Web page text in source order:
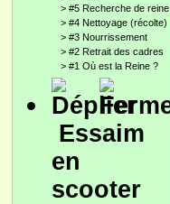
> #5 Recherche de reine
> #4 Nettoyage (récolte)
> #3 Nourrissement
> #2 Retrait des cadres
> #1 Où est la Reine ?
Essaim
en
scooter